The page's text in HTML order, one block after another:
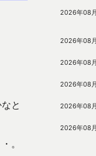
と
。
2026年08
2026年08
2026年08
2026年08
2026年08
2026年08